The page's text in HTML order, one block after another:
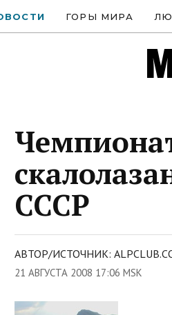
ГОРЫ МИРА
СССР
АВТОР/ИСТОЧНИК:
21 АВГУСТА 2008 17:06 MSK